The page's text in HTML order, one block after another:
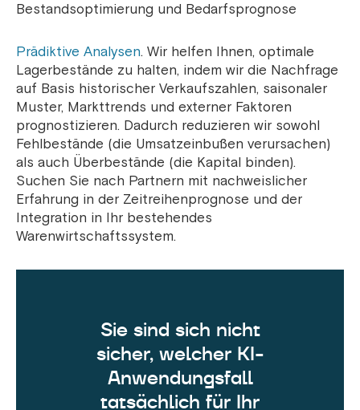
Bestandsoptimierung und Bedarfsprognose
Prädiktive Analysen. Wir helfen Ihnen, optimale
Lagerbestände zu halten, indem wir die Nachfrage
auf Basis historischer Verkaufszahlen, saisonaler
Muster, Markttrends und externer Faktoren
prognostizieren. Dadurch reduzieren wir sowohl
Fehlbestände (die Umsatzeinbußen verursachen)
als auch Überbestände (die Kapital binden).
Suchen Sie nach Partnern mit nachweislicher
Erfahrung in der Zeitreihenprognose und der
Integration in Ihr bestehendes
Warenwirtschaftssystem.
Sie sind sich nicht
sicher, welcher KI-
Anwendungsfall
tatsächlich für Ihr